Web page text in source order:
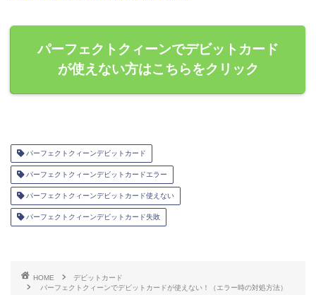
パーフェクトクィーンでデビットカード
が使えない方はこちらをクリック
パーフェクトクィーンデビットカード
パーフェクトクィーンデビットカードエラー
パーフェクトクィーンデビットカード使えない
パーフェクトクィーンデビットカード失敗
HOME
デビットカード
パーフェクトクィーンでデビットカードが使えない！（エラー時の対処方法）